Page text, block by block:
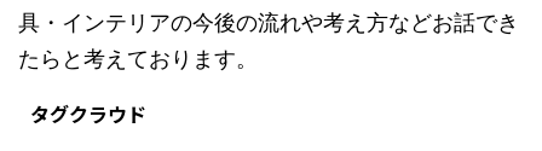
具・インテリアの今後の流れや考え方などお話でき
たらと考えております。
タグクラウド